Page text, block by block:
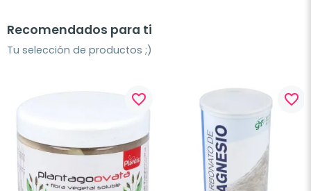
Recomendados para ti
Tu selección de productos ;)
favorite_border favorite_border